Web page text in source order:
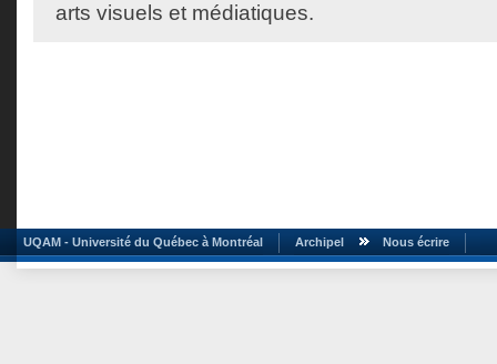
arts visuels et médiatiques.
UQAM - Université du Québec à Montréal Archipel Nous écrire